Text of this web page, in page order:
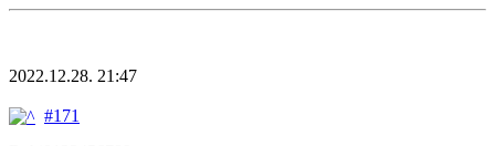
2022.12.28. 21:47
#171